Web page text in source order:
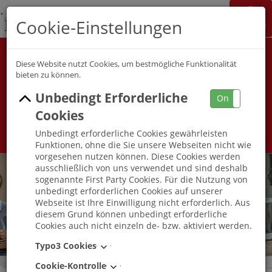
Jobchannel
Job Map
Alle Berufsfelder Alle Berufe
Umkreis
Cookie-Einstellungen
Diese Website nutzt Cookies, um bestmögliche Funktionalität
bieten zu können.
Unbedingt Erforderliche
Cookies
On
Unbedingt erforderliche Cookies gewährleisten
Funktionen, ohne die Sie unsere Webseiten nicht wie
vorgesehen nutzen können. Diese Cookies werden
ausschließlich von uns verwendet und sind deshalb
sogenannte First Party Cookies. Für die Nutzung von
unbedingt erforderlichen Cookies auf unserer
Webseite ist Ihre Einwilligung nicht erforderlich. Aus
diesem Grund können unbedingt erforderliche
Cookies auch nicht einzeln de- bzw. aktiviert werden.
Typo3 Cookies
Cookie-Kontrolle